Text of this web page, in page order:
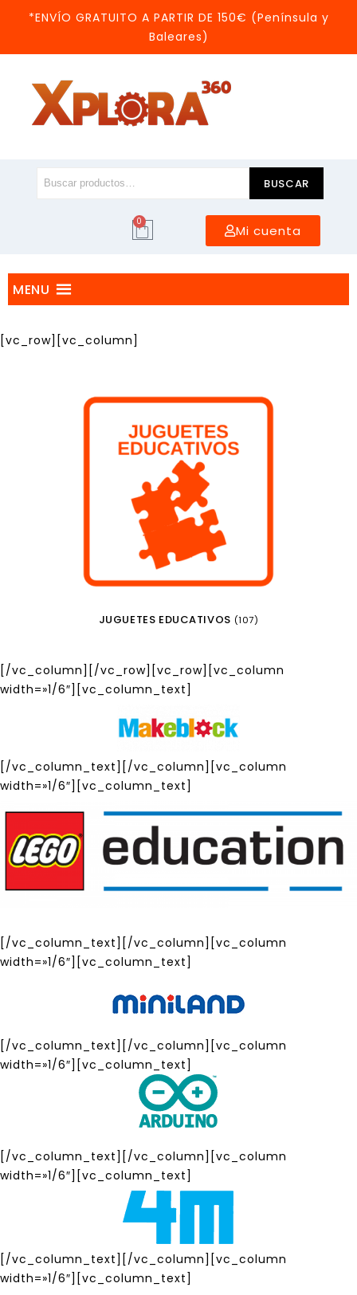
*ENVÍO GRATUITO A PARTIR DE 150€ (Península y
Baleares)
BUSCAR
0
Mi cuenta
MENU
[vc_row][vc_column]
JUGUETES EDUCATIVOS (107)
[/vc_column][/vc_row][vc_row][vc_column
width=»1/6″][vc_column_text]
[/vc_column_text][/vc_column][vc_column
width=»1/6″][vc_column_text]
[/vc_column_text][/vc_column][vc_column
width=»1/6″][vc_column_text]
[/vc_column_text][/vc_column][vc_column
width=»1/6″][vc_column_text]
[/vc_column_text][/vc_column][vc_column
width=»1/6″][vc_column_text]
[/vc_column_text][/vc_column][vc_column
width=»1/6″][vc_column_text]